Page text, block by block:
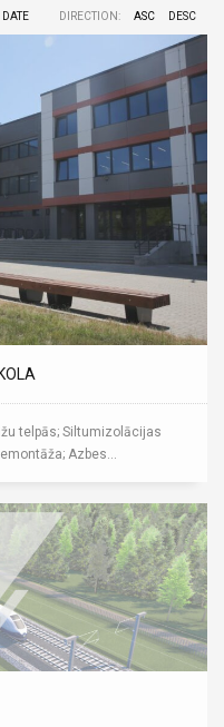
DATE DIRECTION: ASC DESC
telpās; Siltumizolācijas
Azbes...